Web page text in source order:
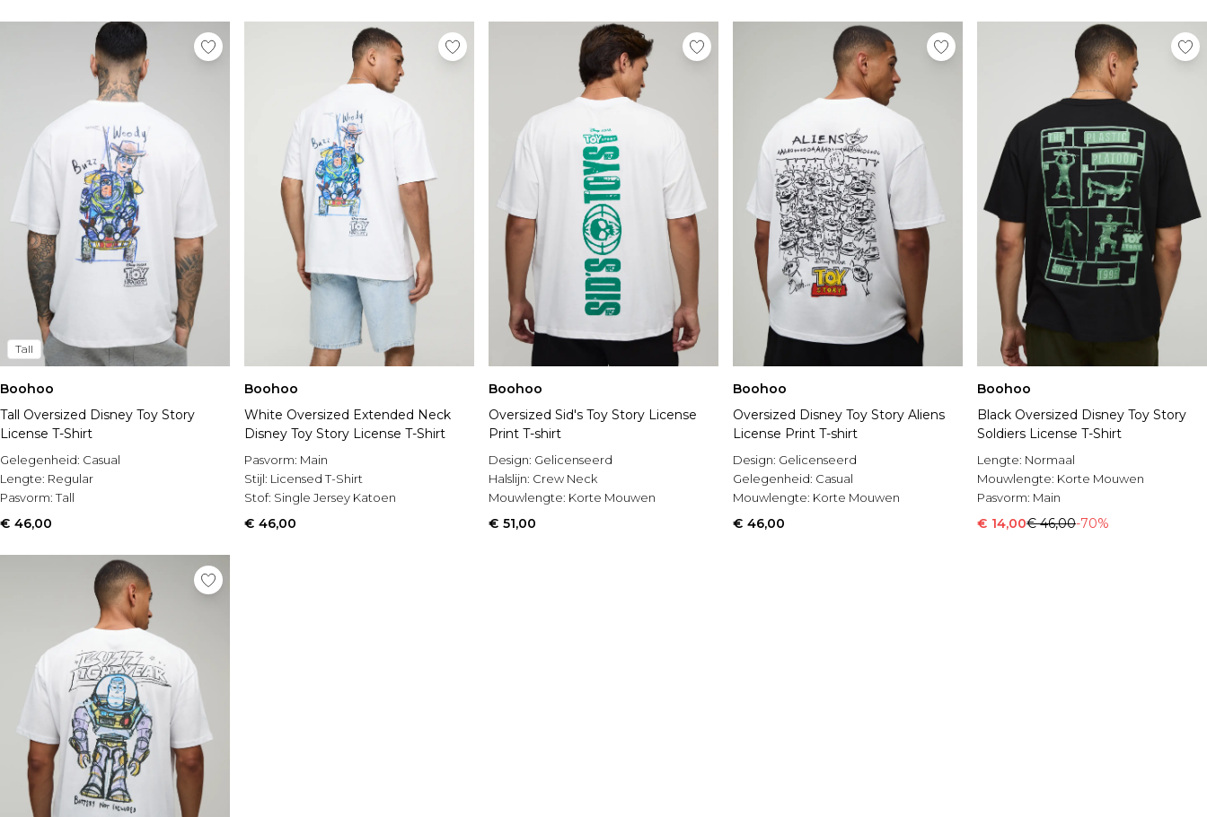
Tall
Boohoo
Tall Oversized Disney Toy Story
License T-Shirt
Gelegenheid: Casual
Lengte: Regular
Pasvorm:Tall
€ 46,00
Boohoo
White Oversized Extended Neck
Disney Toy Story License T-Shirt
Pasvorm: Main
Stijl: Licensed T-Shirt
Stof: Single Jersey Katoen
€ 46,00
Boohoo
Oversized Sid's Toy Story License
Print T-shirt
Design: Gelicenseerd
Halslijn: Crew Neck
Mouwlengte: Korte Mouwen
€ 51,00
Boohoo
Oversized Disney Toy Story Aliens
License Print T-shirt
Design: Gelicenseerd
Gelegenheid: Casual
Mouwlengte: Korte Mouwen
€ 46,00
Boohoo
Black Oversized Disney Toy Story
Soldiers License T-Shirt
Lengte: Normaal
Mouwlengte: Korte Mouwen
Pasvorm: Main
€ 14,00€ 46,00-70%